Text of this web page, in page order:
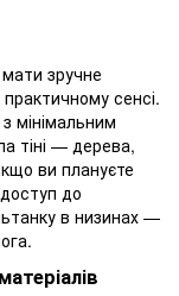
зручне
сенсі.
мінімальним
тіні — дерева,
ви плануєте
до
в низинах —